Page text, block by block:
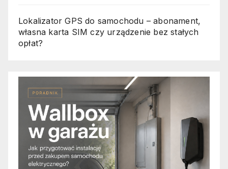
Lokalizator GPS do samochodu – abonament,
własna karta SIM czy urządzenie bez stałych
opłat?